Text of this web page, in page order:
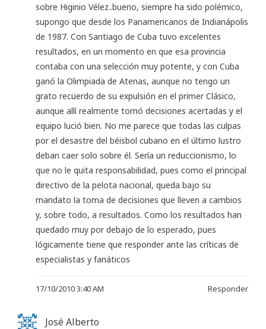
sobre Higinio Vélez..bueno, siempre ha sido polémico,
supongo que desde los Panamericanos de Indianápolis
de 1987. Con Santiago de Cuba tuvo excelentes
resultados, en un momento en que esa provincia
contaba con una selección muy potente, y con Cuba
ganó la Olimpiada de Atenas, aunque no tengo un
grato recuerdo de su expulsión en el primer Clásico,
aunque allí realmente tomó decisiones acertadas y el
equipo lució bien. No me parece que todas las culpas
por el desastre del béisbol cubano en el último lustro
deban caer solo sobre él. Sería un reduccionismo, lo
que no le quita responsabilidad, pues como el principal
directivo de la pelota nacional, queda bajo su
mandato la toma de decisiones que lleven a cambios
y, sobre todo, a resultados. Como los resultados han
quedado muy por debajo de lo esperado, pues
lógicamente tiene que responder ante las críticas de
especialistas y fanáticos
17/10/2010 3:40 AM Responder
José Alberto